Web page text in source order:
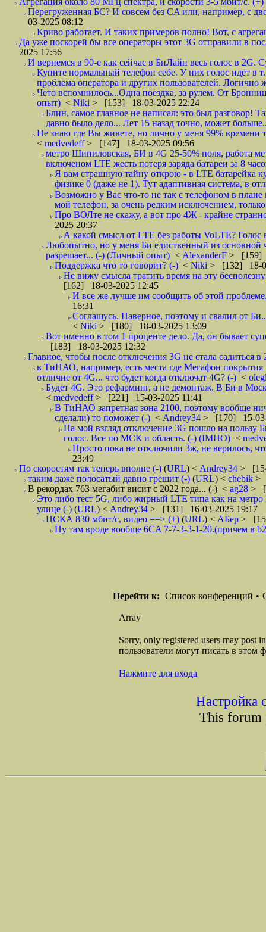
Перегруженная БС? И совсем без CA или, например, с
03-2025 08:12
Криво работает. И таких примеров полно! Вот, с
Да уже поскорей бы все операторы этот 3G отправили в
2025 17:56
И вернемся в 90-е как сейчас в БиЛайн весь голос в
Купите нормальный телефон себе. У них голос идёт в
проблема оператора и других пользователей. Логично
Чето вспомнилось...Одна поездка, за рулем. От
опыт) < Niki > [153] 18-03-2025 22:24
Блин, самое главное не написал: это был разговор!
давно было дело... Лет 15 назад точно, может
Не знаю где Вы живете, но лично у меня 99% времени
< medvedeff> [147] 18-03-2025 09:56
метро Шипиловская, БИ в 4G 25-50% поля, работа
включеном LTE жесть потеря заряда батареи за 8
Я вам страшную тайну открою - в LTE батарейка
физике 0 (даже не 1). Тут адаптивная система, в
Возможно у Вас что-то не так с телефоном в
мой телефон, за очень редким исключением,
Про ВОЛте не скажу, а вот про 4Ж - крайне
2025 20:37
А какой смысл от LTE без работы VoLTE? Голос
Любопытно, но у меня Би едиственный из основной
разрешает... (-) (Личный опыт) < AlexanderF > [159]
Поддержка что то говорит? (-) < Niki > [132] 18-
Не вижу смысла тратить время на эту
[162] 18-03-2025 12:45
И все же лучше им сообщить об этой
16:31
Соглашусь. Наверное, поэтому и свалил от
< Niki > [180] 18-03-2025 13:09
Вот именно в том 1 проценте дело. Да, он бывает
[183] 18-03-2025 12:32
Главное, чтобы после отключения 3G не стала садиться
в ТиНАО, например, есть места где Мегафон покрытия
отличие от 4G... что будет когда отключат 4G? (-) <
Будет 4G. Это рефарминг, а не демонтаж. В Би в
< medvedeff> [221] 15-03-2025 11:41
В ТиНАО запретная зона 2100, поэтому вообще
сделали) то поможет (-) < Andrey34 > [170] 15-03-
На мой взгляд отключение 3G пошло на пользу
голос. Все по МСК и область. (-) (IMHO) <
Просто пока не отключили 3ж, не верилось,
23:49
По скоростям так теперь вполне (-) (URL) < Andrey34 >
таким даже полосатый давно грешит (-) (URL) < chebik >
В рекордах 763 мегабит висит с 2022 года... (-) < ag28 >
Это либо тест 5G, либо жирный LTE типа как на
улице (-) (URL) < Andrey34 > [131] 16-03-2025 19:17
ЦСКА 830 мбит/с, видео ==> (+) (URL) < АБер >
Ну там вроде вообще 6CA 7-7-3-3-1-20.(причем в
Перейти к: Список конференций •
Array
Sorry, only registered users may post
пользователи могут писать в этом
Нажмите для входа
Настройка
This